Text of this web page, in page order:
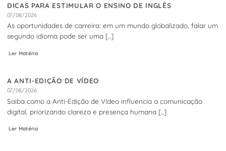
DICAS PARA ESTIMULAR O ENSINO DE INGLÊS
07/08/2026
As oportunidades de carreira: em um mundo globalizado, falar um
segundo idioma pode ser uma [...]
Ler Matéria
A ANTI-EDIÇÃO DE VÍDEO
07/08/2026
Saiba como a Anti-Edição de Vídeo influencia a comunicação
digital, priorizando clareza e presença humana [...]
Ler Matéria